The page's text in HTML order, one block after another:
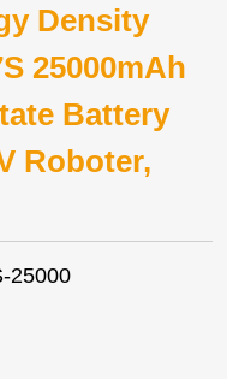
Density
25000mAh
Battery
Roboter,
25000